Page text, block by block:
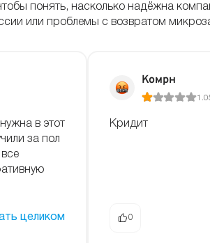
понять, насколько надёжна
или проблемы с возвратом
в этот
за пол
целиком
Комрн
Кридит
0